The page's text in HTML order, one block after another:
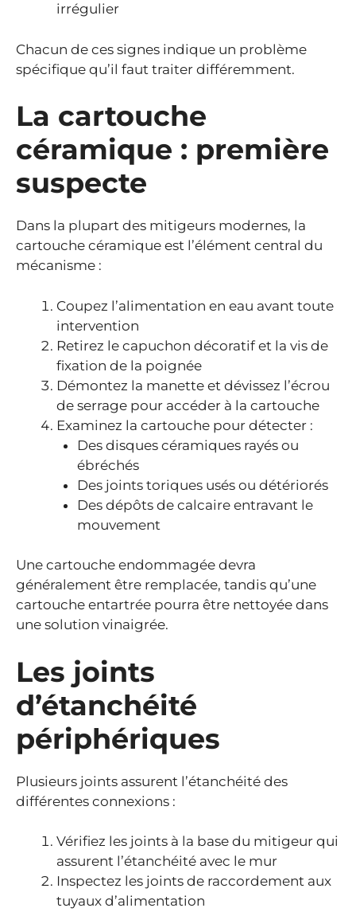
irrégulier
Chacun de ces signes indique un problème
spécifique qu’il faut traiter différemment.
La cartouche
céramique : première
suspecte
Dans la plupart des mitigeurs modernes, la
cartouche céramique est l’élément central du
mécanisme :
Coupez l’alimentation en eau avant toute
intervention
Retirez le capuchon décoratif et la vis de
fixation de la poignée
Démontez la manette et dévissez l’écrou
de serrage pour accéder à la cartouche
Examinez la cartouche pour détecter :
Des disques céramiques rayés ou
ébréchés
Des joints toriques usés ou détériorés
Des dépôts de calcaire entravant le
mouvement
Une cartouche endommagée devra
généralement être remplacée, tandis qu’une
cartouche entartrée pourra être nettoyée dans
une solution vinaigrée.
Les joints
d’étanchéité
périphériques
Plusieurs joints assurent l’étanchéité des
différentes connexions :
Vérifiez les joints à la base du mitigeur qui
assurent l’étanchéité avec le mur
Inspectez les joints de raccordement aux
tuyaux d’alimentation